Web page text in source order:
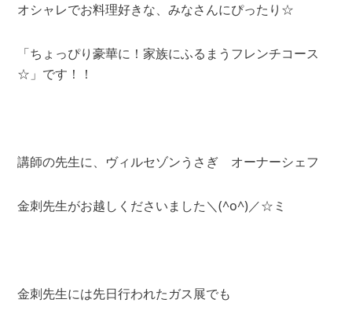
オシャレでお料理好きな、みなさんにぴったり☆
「ちょっぴり豪華に！家族にふるまうフレンチコース
☆」です！！
講師の先生に、ヴィルセゾンうさぎ オーナーシェフ
金刺先生がお越しくださいました＼(^o^)／☆ミ
金刺先生には先日行われたガス展でも